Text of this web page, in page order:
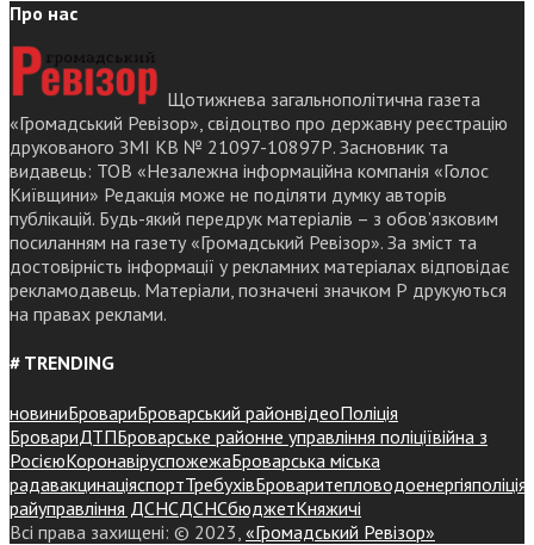
Про нас
Щотижнева загальнополітична газета
«Громадський Ревізор», свідоцтво про державну реєстрацію
друкованого ЗМІ КВ № 21097-10897Р. Засновник та
видавець: ТОВ «Незалежна інформаційна компанія «Голос
Київщини» Редакція може не поділяти думку авторів
публікацій. Будь-який передрук матеріалів – з обов’язковим
посиланням на газету «Громадський Ревізор». За зміст та
достовірність інформації у рекламних матеріалах відповідає
рекламодавець. Матеріали, позначені значком Р друкуються
на правах реклами.
# TRENDING
новиниБровариБроварський районвідеоПоліція
БровариДТПБроварське районне управління поліціївійна з
РосієюКоронавіруспожежаБроварська міська
радавакцинаціяспортТребухівБроваритепловодоенергіяполіція
райуправління ДСНСДСНСбюджетКняжичі
Всі права захищені: © 2023, «Громадський Ревізор»